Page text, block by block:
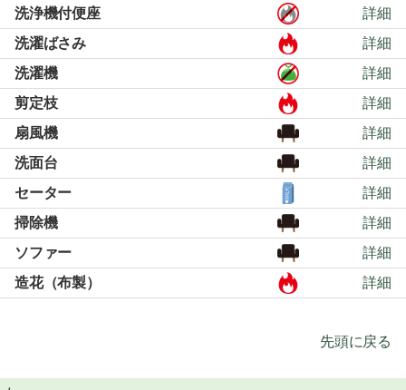
洗浄機付便座
詳細
洗濯ばさみ
詳細
洗濯機
詳細
剪定枝
詳細
扇風機
詳細
洗面台
詳細
セーター
詳細
掃除機
詳細
ソファー
詳細
造花（布製）
詳細
先頭に戻る